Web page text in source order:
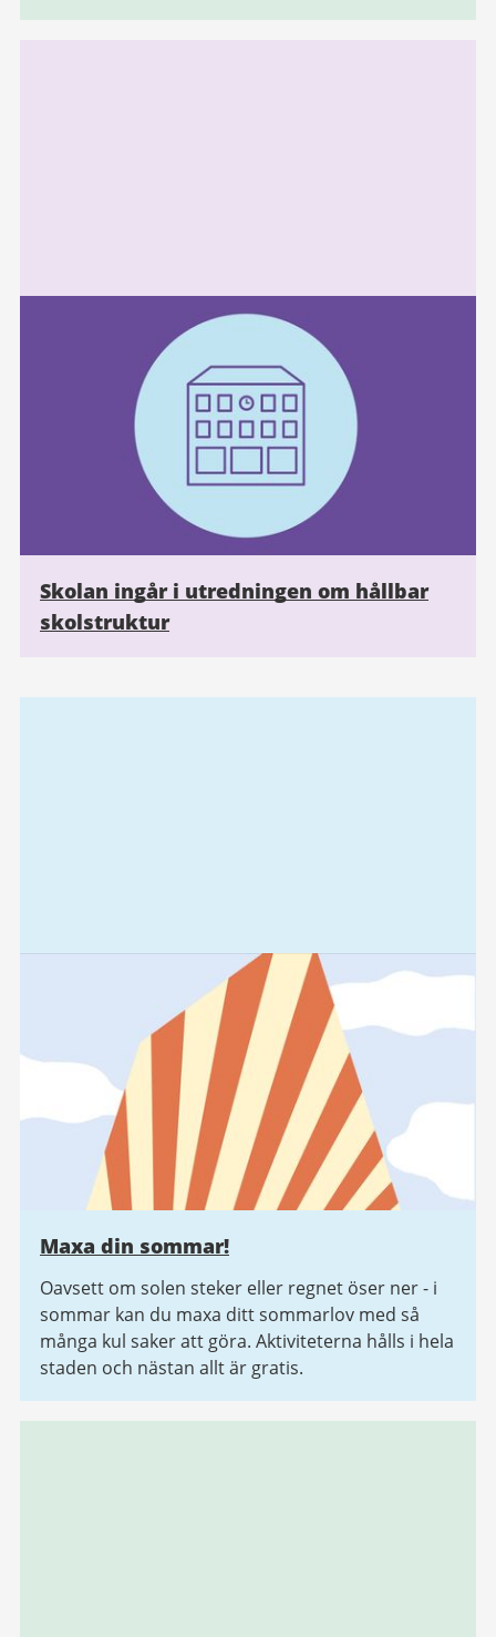
Skolan ingår i utredningen om hållbar
skolstruktur
Maxa din sommar!
Oavsett om solen steker eller regnet öser ner - i
sommar kan du maxa ditt sommarlov med så
många kul saker att göra. Aktiviteterna hålls i hela
staden och nästan allt är gratis.